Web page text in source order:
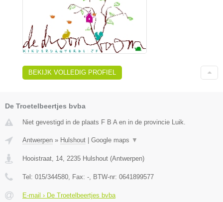
BEKIJK VOLLEDIG PROFIEL
De Troetelbeertjes bvba
Niet gevestigd in de plaats F B A en in de provincie Luik.
Antwerpen » Hulshout Google maps ▼
Hooistraat, 14 2235 Hulshout (Antwerpen)
Tel: 015/344580 , Fax: - , BTW-nr: 0641899577
E-mail › De Troetelbeertjes bvba